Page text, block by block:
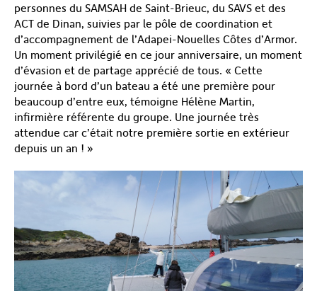
personnes du SAMSAH de Saint-Brieuc, du SAVS et des
ACT de Dinan, suivies par le pôle de coordination et
d’accompagnement de l’Adapei-Nouelles Côtes d’Armor.
Un moment privilégié en ce jour anniversaire, un moment
d’évasion et de partage apprécié de tous. « Cette
journée à bord d’un bateau a été une première pour
beaucoup d’entre eux, témoigne Hélène Martin,
infirmière référente du groupe. Une journée très
attendue car c’était notre première sortie en extérieur
depuis un an ! »